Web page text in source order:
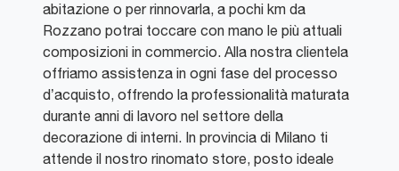
abitazione o per rinnovarla, a pochi km da
Rozzano potrai toccare con mano le più attuali
composizioni in commercio. Alla nostra clientela
offriamo assistenza in ogni fase del processo
d’acquisto, offrendo la professionalità maturata
durante anni di lavoro nel settore della
decorazione di interni. In provincia di Milano ti
attende il nostro rinomato store, posto ideale